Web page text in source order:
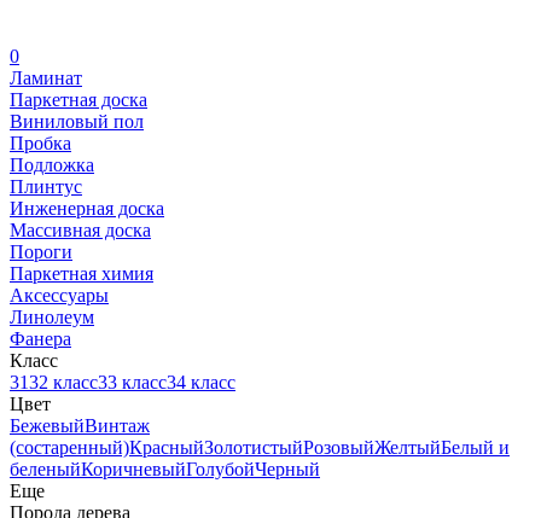
0
Ламинат
Паркетная доска
Виниловый пол
Пробка
Подложка
Плинтус
Инженерная доска
Массивная доска
Пороги
Паркетная химия
Аксессуары
Линолеум
Фанера
Класс
3132 класс33 класс34 класс
Цвет
БежевыйВинтаж
(состаренный)КрасныйЗолотистыйРозовыйЖелтыйБелый и
беленыйКоричневыйГолубойЧерный
Еще
Порода дерева